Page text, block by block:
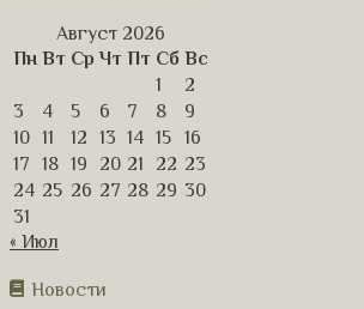
Август 2026
Пн Вт Ср Чт Пт Сб Вс
1
2
3
4 5 6 7 8
9
10 11 12 13 14 15
16
17
18 19 20 21 22 23
24 25 26 27 28 29 30
31
« Июл
Новости